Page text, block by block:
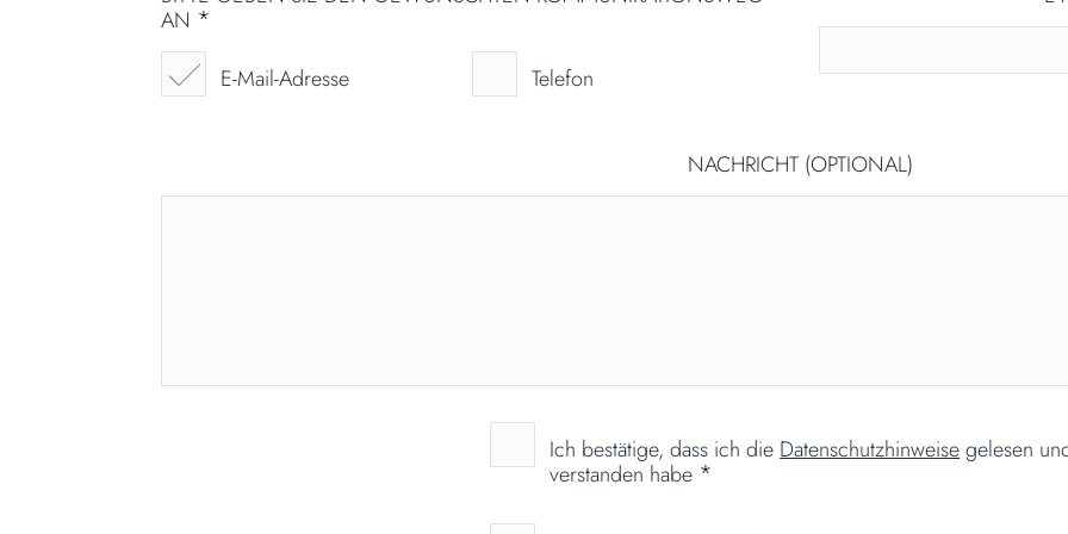
AN *
E-Mail-Adresse Telefon
NACHRICHT (OPTIONAL)
Ich bestätige, dass ich die Datenschutzhinweisegelesen
verstanden habe *